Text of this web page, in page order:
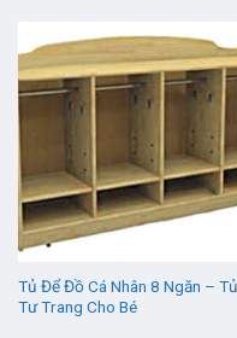
Tủ Để Đồ Cá Nhân 8 Ngăn – Tủ
Tư Trang Cho Bé